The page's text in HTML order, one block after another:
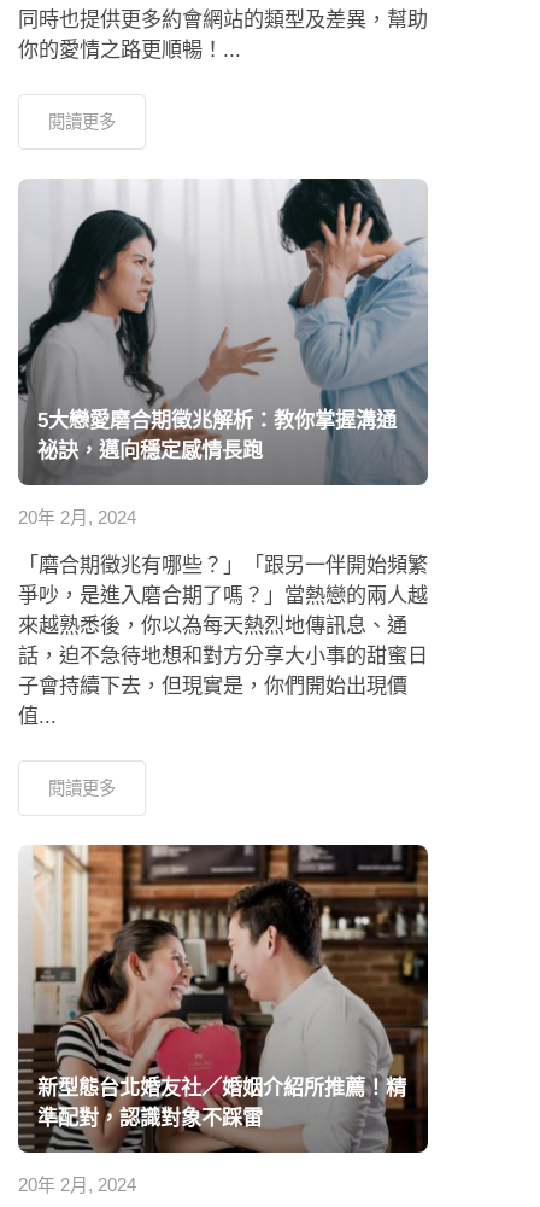
同時也提供更多約會網站的類型及差異，幫助
你的愛情之路更順暢！...
閱讀更多
5大戀愛磨合期徵兆解析：教你掌握溝通
祕訣，邁向穩定感情長跑
20年 2月, 2024
「磨合期徵兆有哪些？」「跟另一伴開始頻繁
爭吵，是進入磨合期了嗎？」當熱戀的兩人越
來越熟悉後，你以為每天熱烈地傳訊息、通
話，迫不急待地想和對方分享大小事的甜蜜日
子會持續下去，但現實是，你們開始出現價
值...
閱讀更多
新型態台北婚友社／婚姻介紹所推薦！精
準配對，認識對象不踩雷
20年 2月, 2024